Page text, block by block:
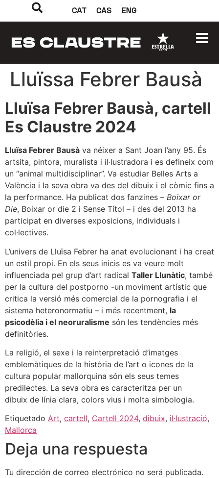
CAT CAS ENG
Lluïssa Febrer Bausà
Lluïsa Febrer Bausà, cartell
Es Claustre 2024
Lluïsa Febrer Bausà va néixer a Sant Joan l’any 95. És
artsita, pintora, muralista i il·lustradora i es defineix com
un “animal multidisciplinar”. Va estudiar Belles Arts a
València i la seva obra va des del dibuix i el còmic fins a
la performance. Ha publicat dos fanzines – Boixar or
Die, Boixar or die 2 i Sense Títol – i des del 2013 ha
participat en diverses exposicions, individuals i
col·lectives.
L’univers de Lluïsa Febrer ha anat evolucionant i ha creat
un estil propi. En els seus inicis es va veure molt
influenciada pel grup d’art radical Taller Llunàtic, també
per la cultura del postporno -un moviment artístic que
critica la versió més comercial de la pornografia i el
sistema heteronormatiu – i més recentment, la
psicodèlia i el neoruralisme són les tendències més
definitòries.
La religió, el sexe i la reinterpretació d’imatges
emblemàtiques de la història de l’art o icones de la
cultura popular mallorquina són els seus temes
predilectes. La seva obra es caracteritza per un
dibuix de línia clara, colors vius i molta simbologia.
Etiquetado Art, cartell, Cartell 2024, dibuix, il·lustració,
Mallorca
Deja una respuesta
Tu dirección de correo electrónico no será publicada.